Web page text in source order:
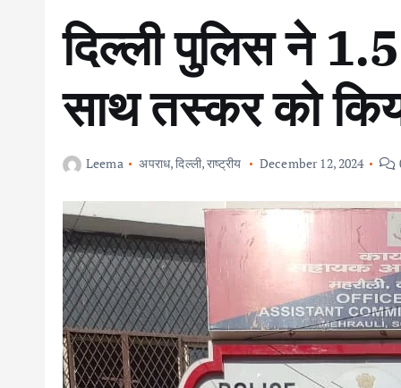
दिल्ली पुलिस ने
साथ तस्कर को
Leema अपराध,दिल्ली,राष्ट्रीय December 12, 2024